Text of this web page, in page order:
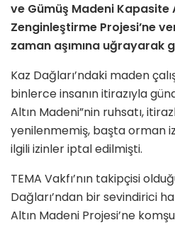
ve Gümüş Madeni Kapasite
Zenginleştirme Projesi’ne
zaman aşımına uğrayarak
Kaz Dağları’ndaki maden
binlerce insanın itirazıyla
Altın Madeni”nin ruhsatı,
yenilenmemiş, başta orman
ilgili izinler iptal edilmişti.
TEMA Vakfı’nın takipçisi
Dağları’ndan bir sevindirici
Altın Madeni Projesi’ne